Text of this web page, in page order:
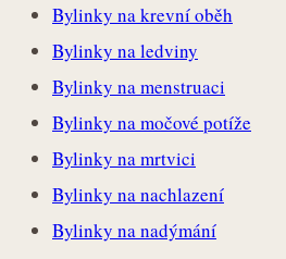
Bylinky na krevní oběh
Bylinky na ledviny
Bylinky na menstruaci
Bylinky na močové potíže
Bylinky na mrtvici
Bylinky na nachlazení
Bylinky na nadýmání